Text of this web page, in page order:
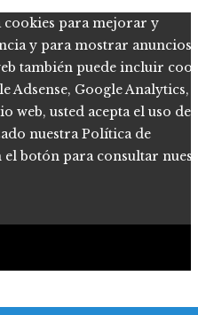
para mejorar y
y para mostrar anuncios
también puede incluir
Adsense, Google Analytics,
web, usted acepta el uso de
nuestra Política de
el botón para consultar